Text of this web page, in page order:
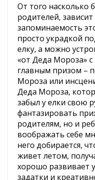
От того насколько
родителей,
запоминаемость
просто украдкой
елку, а можно
«от Деда Мороза»
главным призом –
Мороза или
Деда Мороза,
забыл у елки свою
фантазировать
родителям, но и
воображать себе
него добирается,
живет летом,
хорошо развивает
задатки и